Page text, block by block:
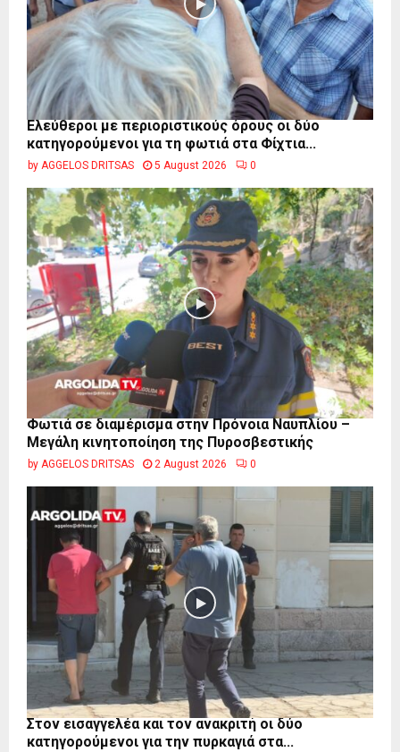
Ελεύθεροι με περιοριστικούς όρους οι δύο
κατηγορούμενοι για τη φωτιά στα Φίχτια...
by AGGELOS DRITSAS 5 August 2026 0
Φωτιά σε διαμέρισμα στην Πρόνοια Ναυπλίου –
Μεγάλη κινητοποίηση της Πυροσβεστικής
by AGGELOS DRITSAS 2 August 2026 0
Στον εισαγγελέα και τον ανακριτή οι δύο
κατηγορούμενοι για την πυρκαγιά στα...